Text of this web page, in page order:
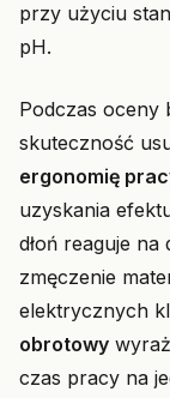
przy użyciu
pH.
Podczas oceny
skuteczność
ergonomię
uzyskania
dłoń reaguje na
zmęczenie
elektrycznych
obrotowy
czas pracy na